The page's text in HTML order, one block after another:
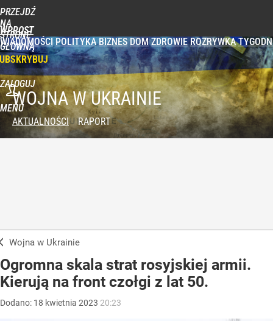
PRZEJDŹ
NA
STRONĘ
GŁÓWNĄ
WPROST
WIADOMOŚCI POLITYKA BIZNES DOM ZDROWIE ROZRYWKA
ZALOGUJ
MENUWOJNA W UKRAINIE
AKTUALNOŚCI RAPORT
Wojna w Ukrainie
Ogromna skala strat rosyjskiej armii.
Kierują na front czołgi z lat 50.
Dodano: 18 kwietnia 2023 20:23